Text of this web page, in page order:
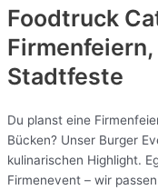
Foodtruck
Stadtfeste
Du planst eine
Bücken? Unser Burger
kulinarischen Highlight.
Firmenevent – wir